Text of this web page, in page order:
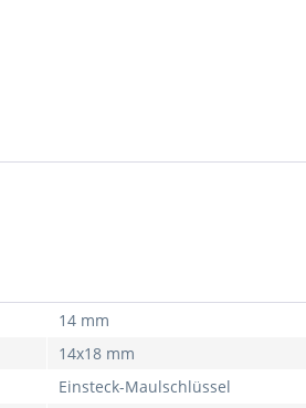
14 mm
14x18 mm
Einsteck-Maulschlüssel